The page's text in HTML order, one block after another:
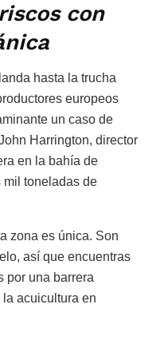
con
hasta la trucha
europeos
un caso de
Harrington, director
en la bahía de
mil toneladas de
zona es única. Son
así que encuentras
por una barrera
acuicultura en